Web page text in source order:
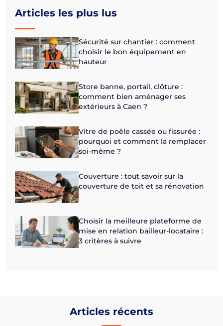
Articles les plus lus
Sécurité sur chantier : comment
choisir le bon équipement en
hauteur
Store banne, portail, clôture :
comment bien aménager ses
extérieurs à Caen ?
Vitre de poêle cassée ou fissurée :
pourquoi et comment la remplacer
soi-même ?
Couverture : tout savoir sur la
couverture de toit et sa rénovation
Choisir la meilleure plateforme de
mise en relation bailleur-locataire :
3 critères à suivre
Articles récents